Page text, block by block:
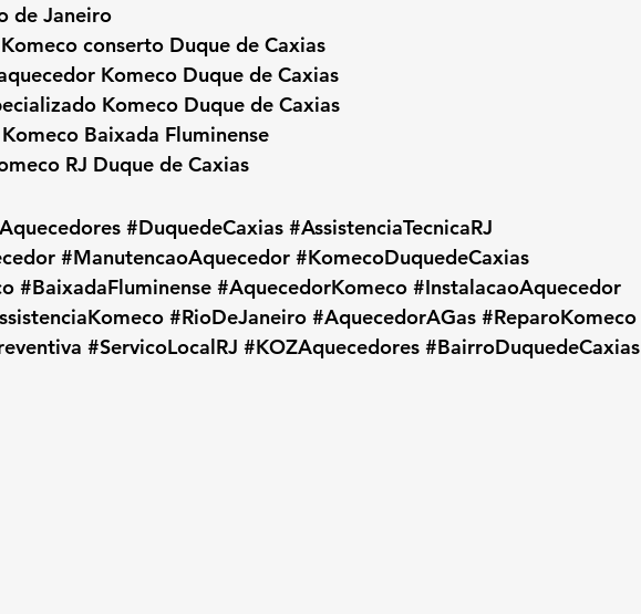
de Janeiro
conserto Duque de Caxias
Komeco Duque de Caxias
Komeco Duque de Caxias
Baixada Fluminense
RJ Duque de Caxias
#DuquedeCaxias #AssistenciaTecnicaRJ
#ManutencaoAquecedor #KomecoDuquedeCaxias
#BaixadaFluminense #AquecedorKomeco #InstalacaoAquecedor
#RioDeJaneiro #AquecedorAGas #ReparoKomeco
#ServicoLocalRJ #KOZAquecedores #BairroDuquedeCaxias